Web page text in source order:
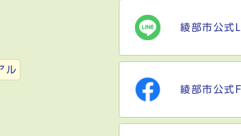
ル
綾部市公式
綾部市公